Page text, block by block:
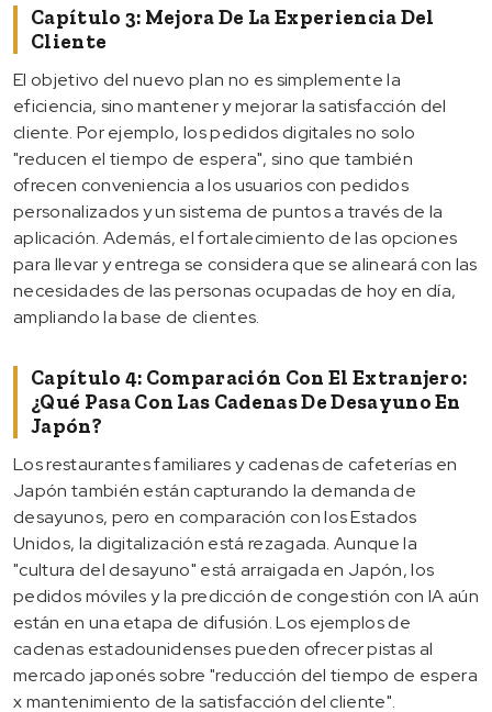
Capítulo 3: Mejora De La Experiencia Del
Cliente
El objetivo del nuevo plan no es simplemente la
eficiencia, sino mantener y mejorar la satisfacción del
cliente. Por ejemplo, los pedidos digitales no solo
"reducen el tiempo de espera", sino que también
ofrecen conveniencia a los usuarios con pedidos
personalizados y un sistema de puntos a través de la
aplicación. Además, el fortalecimiento de las opciones
para llevar y entrega se considera que se alineará con las
necesidades de las personas ocupadas de hoy en día,
ampliando la base de clientes.
Capítulo 4: Comparación Con El Extranjero:
¿Qué Pasa Con Las Cadenas De Desayuno En
Japón?
Los restaurantes familiares y cadenas de cafeterías en
Japón también están capturando la demanda de
desayunos, pero en comparación con los Estados
Unidos, la digitalización está rezagada. Aunque la
"cultura del desayuno" está arraigada en Japón, los
pedidos móviles y la predicción de congestión con IA aún
están en una etapa de difusión. Los ejemplos de
cadenas estadounidenses pueden ofrecer pistas al
mercado japonés sobre "reducción del tiempo de espera
x mantenimiento de la satisfacción del cliente".